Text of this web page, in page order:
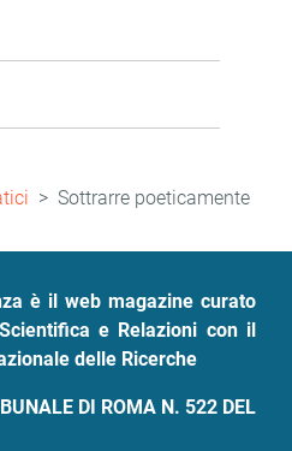
Sottrarre poeticamente
è il web magazine curato
e Relazioni con il
delle Ricerche
DI ROMA N. 522 DEL